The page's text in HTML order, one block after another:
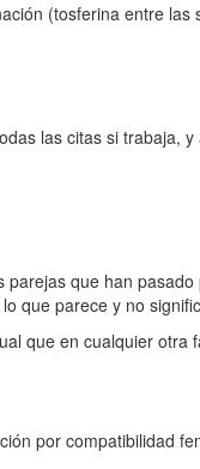
(tosferina entre
las citas si
que han
que parece y no
que en cualquier otra
por compatibilidad